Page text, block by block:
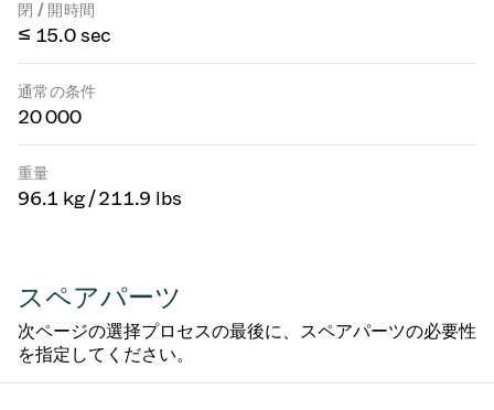
閉 / 開時間
≤ 15.0 sec
通常の条件
20 000
重量
96.1 kg / 211.9 lbs
スペアパーツ
次ページの選择プロセスの最後に、スペアパーツの必要性
を指定してください。